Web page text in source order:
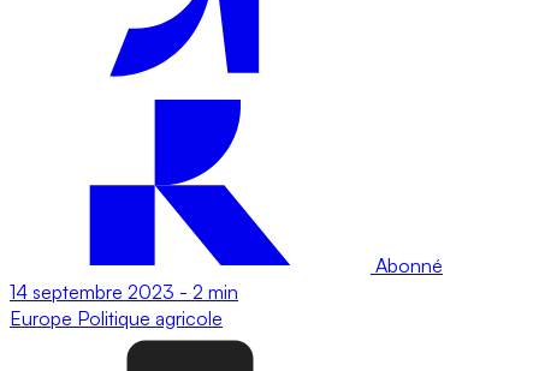
Abonné
14 septembre 2023 - 2 min
Europe Politique agricole